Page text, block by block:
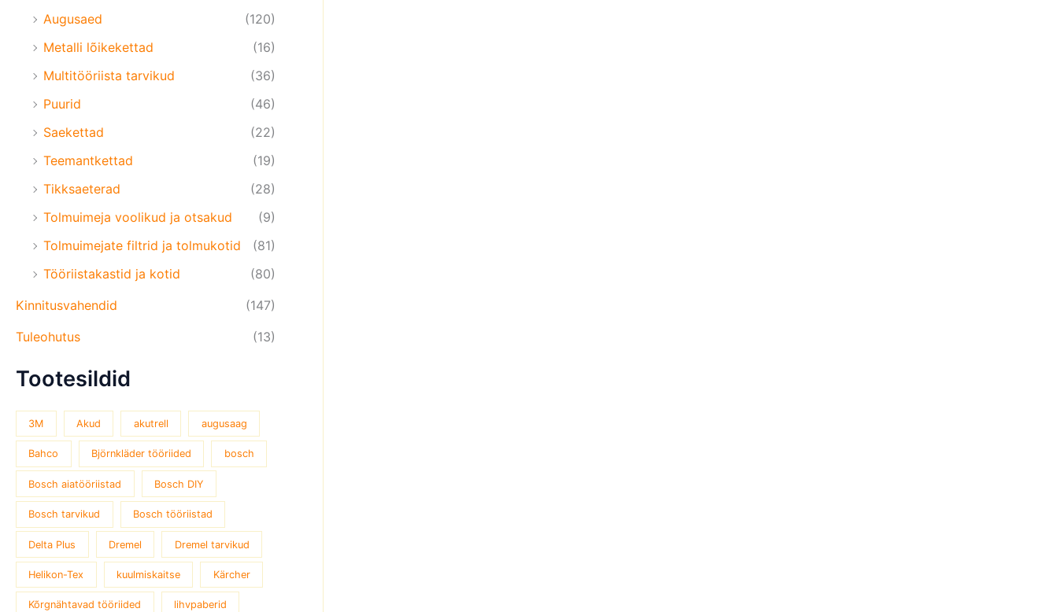
Augusaed
(120)
Metalli lõikekettad
(16)
Multitööriista tarvikud
(36)
Puurid
(46)
Saekettad
(22)
Teemantkettad
(19)
Tikksaeterad
(28)
Tolmuimeja voolikud ja otsakud
(9)
Tolmuimejate filtrid ja tolmukotid
(81)
Tööriistakastid ja kotid
(80)
Kinnitusvahendid
(147)
Tuleohutus
(13)
Tootesildid
3M Akud akutrell augusaag
Bahco Björnkläder tööriided bosch
Bosch aiatööriistad Bosch DIY
Bosch tarvikud Bosch tööriistad
Delta Plus Dremel Dremel tarvikud
Helikon-Tex kuulmiskaitse Kärcher
Kõrgnähtavad tööriided lihvpaberid